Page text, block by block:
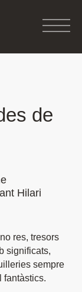
de
Hilari
res, tresors
significats,
sempre
fantàstics.